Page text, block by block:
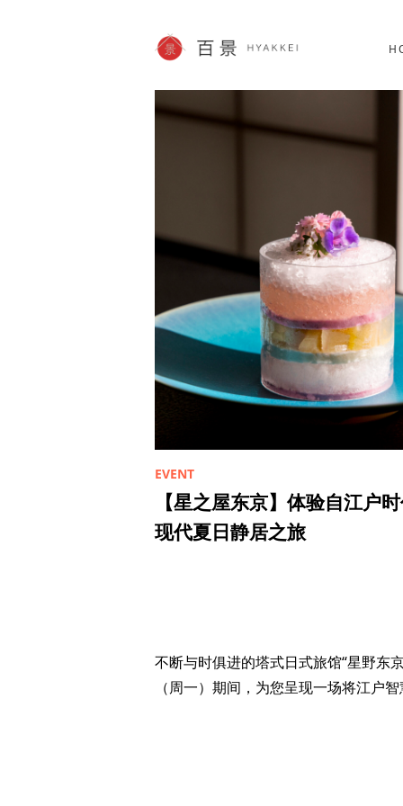
SHOPPING
JP info
【星之屋东京】体验自江户
现代夏日静居之旅
不断与时俱进的塔式日式旅馆“星野东
（周一）期间，为您呈现一场将江户